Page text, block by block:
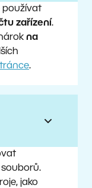
používat
zařízení .
na
.
jako